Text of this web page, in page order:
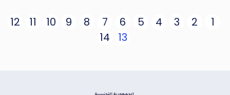
1
2
3
4
5
6
7
8
9
10
11
12
13
14